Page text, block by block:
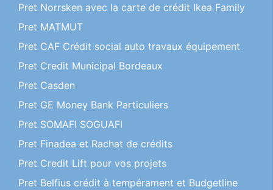
Pret Norrsken avec la carte de crédit Ikea Family
Pret MATMUT
Pret CAF Crédit social auto travaux équipement
Pret Credit Municipal Bordeaux
Pret Casden
Pret GE Money Bank Particuliers
Pret SOMAFI SOGUAFI
Pret Finadea et Rachat de crédits
Pret Credit Lift pour vos projets
Pret Belfius crédit à tempérament et Budgetline